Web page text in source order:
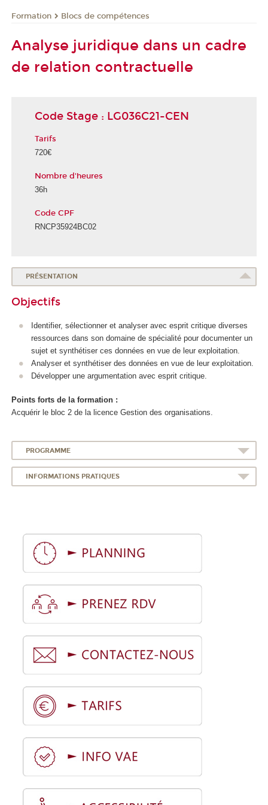
Formation Blocs de compétences
Analyse juridique dans un cadre
de relation contractuelle
Code Stage : LG036C21-CEN
Tarifs
720€
Nombre d'heures
36h
Code CPF
RNCP35924BC02
PRÉSENTATION
Objectifs
Identifier, sélectionner et analyser avec esprit critique diverses
ressources dans son domaine de spécialité pour documenter un
sujet et synthétiser ces données en vue de leur exploitation.
Analyser et synthétiser des données en vue de leur exploitation.
Développer une argumentation avec esprit critique.
Points forts de la formation :
Acquérir le bloc 2 de la licence Gestion des organisations.
PROGRAMME
INFORMATIONS PRATIQUES